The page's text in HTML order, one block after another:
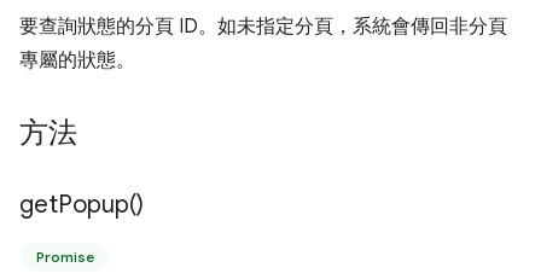
要查詢狀態的分頁 ID。如未指定分頁，系統會傳回非分頁
專屬的狀態。
方法
getPopup()
Promise